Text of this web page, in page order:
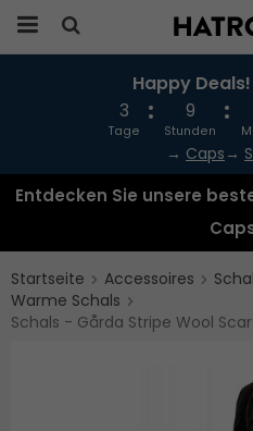
Das Produkt wurde
Happy
3
Tage
9
Stunden
→ Caps →
Entdecken Sie unsere
Startseite Accessoires
Warme Schals
Schals - Gårda Stripe Wool